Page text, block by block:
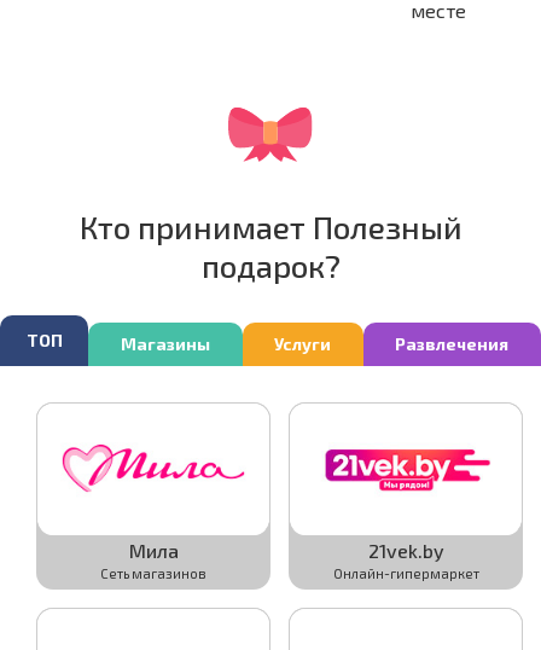
месте
Кто принимает Полезный
подарок?
ТОП Магазины Услуги Развлечения
Активировать
Мила
Сеть магазинов Активировать
21vek.by
Онлайн-гипермаркет